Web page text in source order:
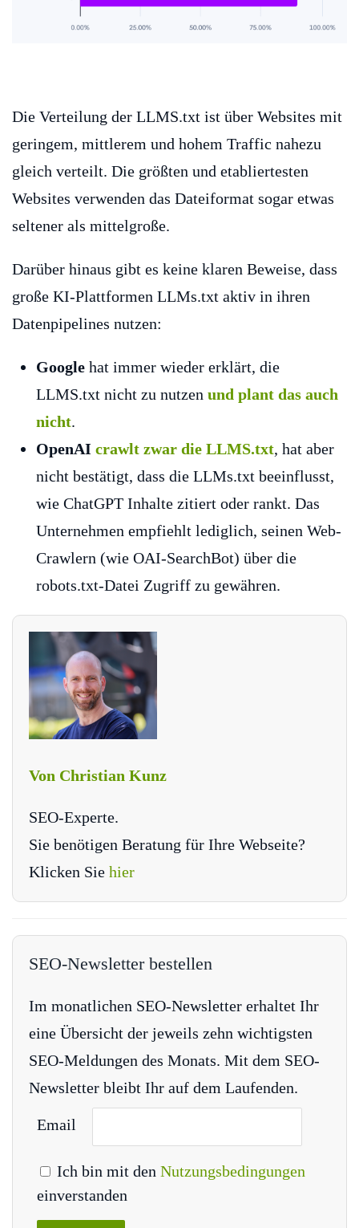
Die Verteilung der LLMS.txt ist über Websites mit
geringem, mittlerem und hohem Traffic nahezu
gleich verteilt. Die größten und etabliertesten
Websites verwenden das Dateiformat sogar etwas
seltener als mittelgroße.
Darüber hinaus gibt es keine klaren Beweise, dass
große KI-Plattformen LLMs.txt aktiv in ihren
Datenpipelines nutzen:
Google hat immer wieder erklärt, die
LLMS.txt nicht zu nutzen und plant das auch
nicht.
OpenAI crawlt zwar die LLMS.txt, hat aber
nicht bestätigt, dass die LLMs.txt beeinflusst,
wie ChatGPT Inhalte zitiert oder rankt. Das
Unternehmen empfiehlt lediglich, seinen Web-
Crawlern (wie OAI-SearchBot) über die
robots.txt-Datei Zugriff zu gewähren.
Von Christian Kunz
SEO-Experte.
Sie benötigen Beratung für Ihre Webseite?
Klicken Sie hier
SEO-Newsletter bestellen
Im monatlichen SEO-Newsletter erhaltet Ihr
eine Übersicht der jeweils zehn wichtigsten
SEO-Meldungen des Monats. Mit dem SEO-
Newsletter bleibt Ihr auf dem Laufenden.
Email
Ich bin mit den Nutzungsbedingungen
einverstanden